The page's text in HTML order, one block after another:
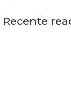
Recente